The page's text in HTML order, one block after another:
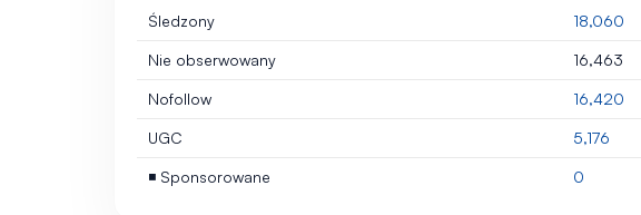
Śledzony 18,060
Nie obserwowany 16,463
Nofollow 16,420
UGC 5,176
◾ Sponsorowane 0